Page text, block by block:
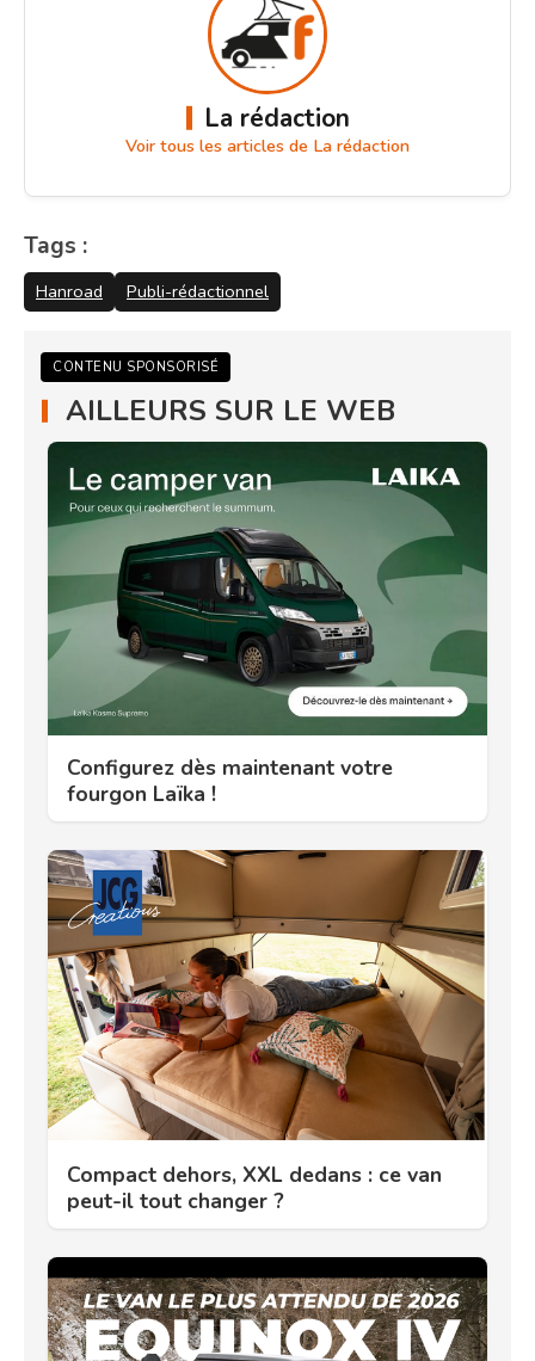
La rédaction
Voir tous les articles de La rédaction
Tags :
Hanroad Publi-rédactionnel
CONTENU SPONSORISÉ
AILLEURS SUR LE WEB
Configurez dès maintenant votre
fourgon Laïka !
Compact dehors, XXL dedans : ce van
peut-il tout changer ?